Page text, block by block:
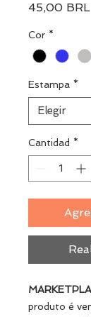
45,00 BRL
Cor *
Estampa *
Cantidad *
produto é